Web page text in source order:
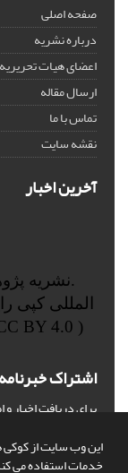
این وب سایت از کوکی
خدمات استفاده می
صفحه اصلی
درباره نشریه
اعضای هیات تحریریه
ارسال مقاله
تماس با ما
نقشه سایت
آخرین اخبار
.نشریه
المللی کپی
BY 4.0 )
اشتراک خبرنامه
برای دریافت اخبار